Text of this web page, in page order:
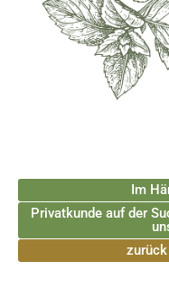
Im
Privatkunde auf der